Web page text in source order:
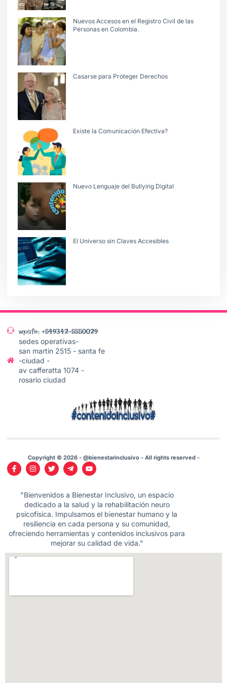
Nuevos Accesos en el Registro Civil de las
Personas en Colombia.
Casarse para Proteger Derechos
Existe la Comunicación Efectiva?
Nuevo Lenguaje del Bullying Digital
El Universo sin Claves Accesibles
wpsfe: +549342-5550029
sedes operativas-
san martin 2515 - santa fe
-ciudad -
av cafferatta 1074 -
rosario ciudad
Copyright © 2026 - @bienestarinclusivo - All rights reserved -
"Bienvenidos a Bienestar Inclusivo, un espacio
dedicado a la salud y la rehabilitación neuro
psicofísica. Impulsamos el bienestar humano y la
resiliencia en cada persona y su comunidad,
ofreciendo herramientas y contenidos inclusivos para
mejorar su calidad de vida."